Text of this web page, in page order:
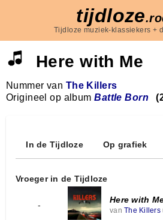
tijdloze
Tijdloze muziek-klassiekers +
Here with Me
Nummer van The Killers
Origineel op albumBattle Born
In de Tijdloze Op grafiek
Vroeger in de Tijdloze
-
Here with
van The Killers